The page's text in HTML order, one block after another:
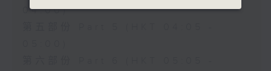
04:00)